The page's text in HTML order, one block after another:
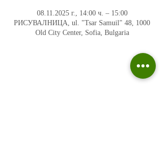
08.11.2025 г., 14:00 ч. – 15:00
РИСУВАЛНИЦА, ul. "Tsar Samuil" 48, 1000
Old City Center, Sofia, Bulgaria